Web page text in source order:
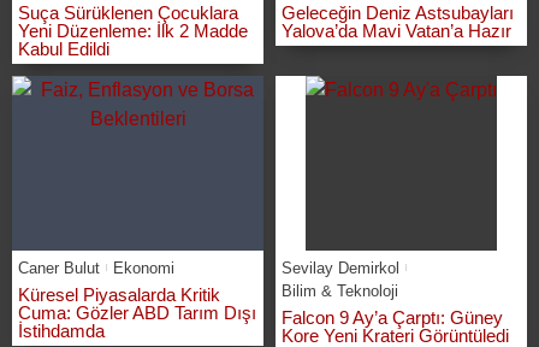
Suça Sürüklenen Çocuklara
Yeni Düzenleme: İlk 2 Madde
Kabul Edildi
Geleceğin Deniz Astsubayları
Yalova’da Mavi Vatan’a Hazır
Caner Bulut Ekonomi
Küresel Piyasalarda Kritik
Cuma: Gözler ABD Tarım Dışı
İstihdamda
Sevilay Demirkol
Bilim & Teknoloji
Falcon 9 Ay’a Çarptı: Güney
Kore Yeni Krateri Görüntüledi